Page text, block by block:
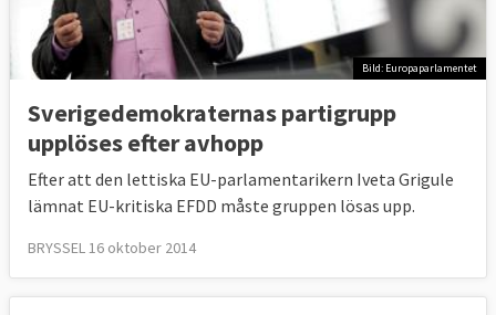
Bild: Europaparlamentet
Sverigedemokraternas partigrupp
upplöses efter avhopp
Efter att den lettiska EU-parlamentarikern Iveta Grigule
lämnat EU-kritiska EFDD måste gruppen lösas upp.
BRYSSEL 16 oktober 2014